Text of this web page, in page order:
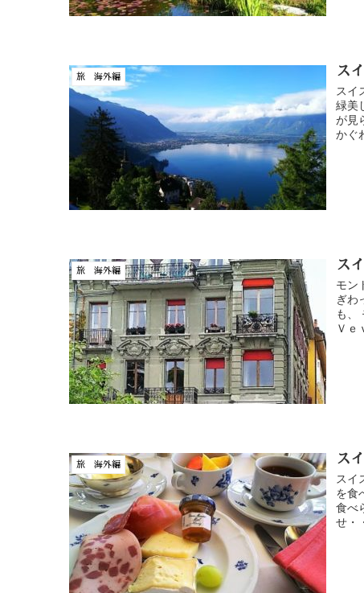
旅 海外編 ス
スイ
緑美
が見
かぐ
旅 海外編 ス
モン
ぎわ
も、
Ｖｅ
旅 海外編 ス
スイ
を食
食べ
せ・